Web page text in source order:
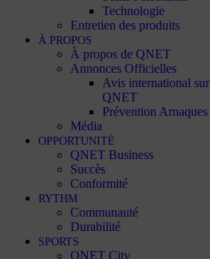
Technologie
Entretien des produits
À PROPOS
À propos de QNET
Annonces Officielles
Avis international
QNET
Prévention
Média
OPPORTUNITÉ
QNET Business
Succès
Conformité
RYTHM
Communauté
Durabilité
SPORTS
QNET City